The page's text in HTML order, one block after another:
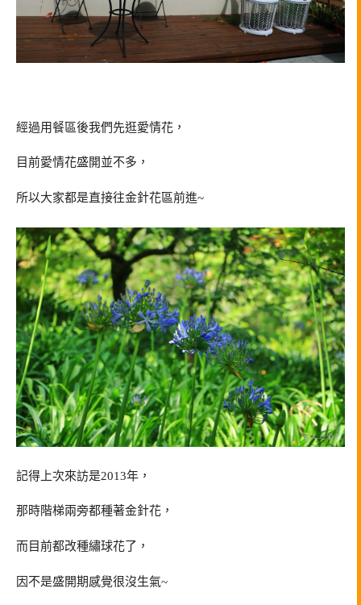
經過用餐區後我們先逛愛情花，
目前愛情花盛開並不多，
所以大家都是直接往金針花區前進~
記得上次來訪是2013年，
那時階梯兩旁都種著金針花，
而目前都改種繡球花了，
因不是盛開期感覺很沒生氣~